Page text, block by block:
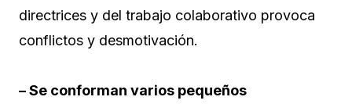
directrices y del trabajo colaborativo provoca
conflictos y desmotivación.
– Se conforman varios pequeños